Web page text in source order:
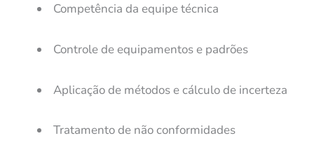
Competência da equipe técnica
Controle de equipamentos e padrões
Aplicação de métodos e cálculo de incerteza
Tratamento de não conformidades